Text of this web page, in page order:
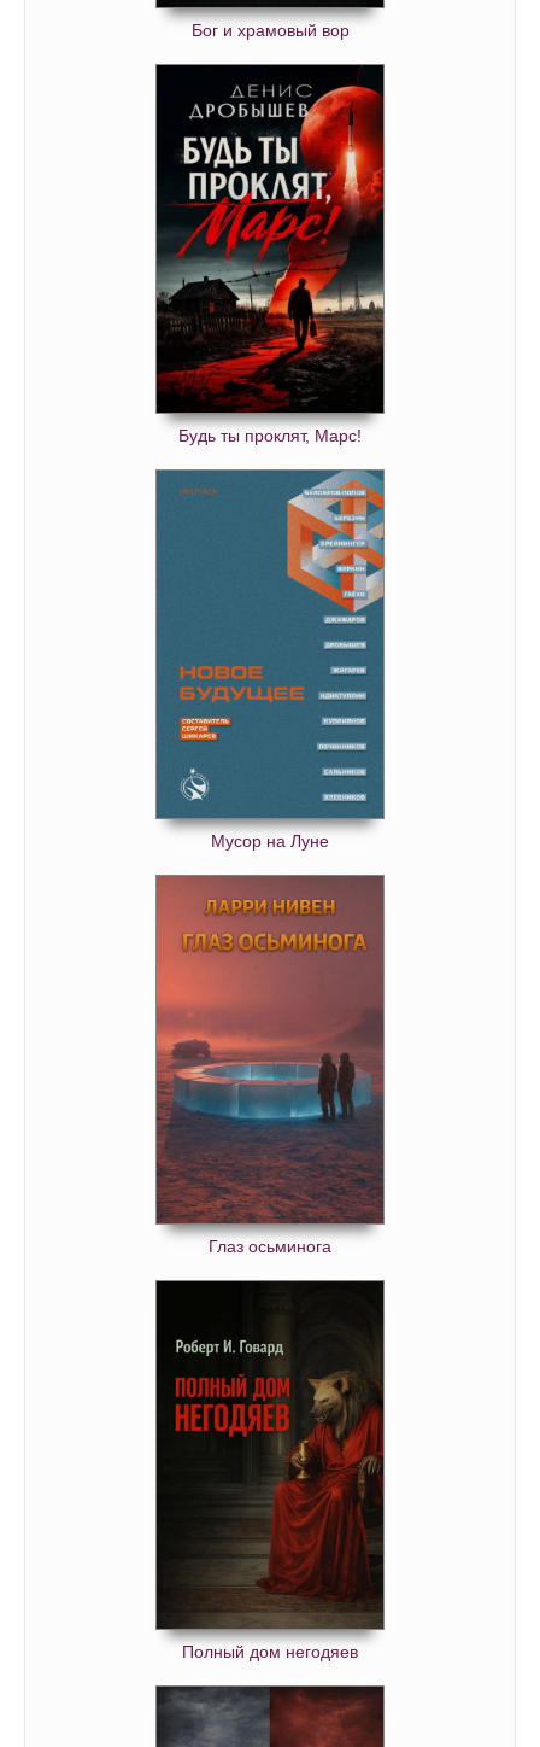
Бог и храмовый вор
Будь ты проклят, Марс!
Мусор на Луне
Глаз осьминога
Полный дом негодяев